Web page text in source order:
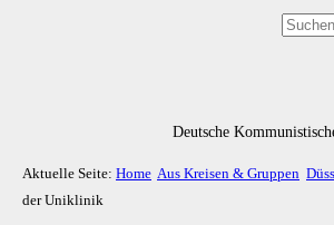
Deutsche
Aktuelle Seite: Home Aus Kreisen & Gruppen
der Uniklinik